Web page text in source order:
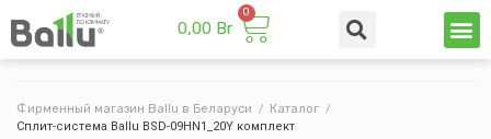
0,00 Br
Фирменный магазин Ballu в Беларуси / Каталог /
Сплит-система Ballu BSD-09HN1_20Y комплект